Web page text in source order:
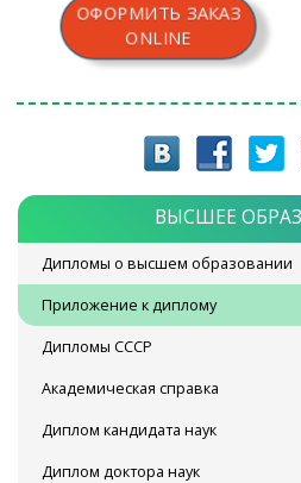
ОФОРМИТЬ ЗАКАЗ
ONLINE
ВЫСШЕЕ
Дипломы о высшем образовании
Приложение к диплому
Дипломы СССР
Академическая справка
Диплом кандидата наук
Диплом доктора наук